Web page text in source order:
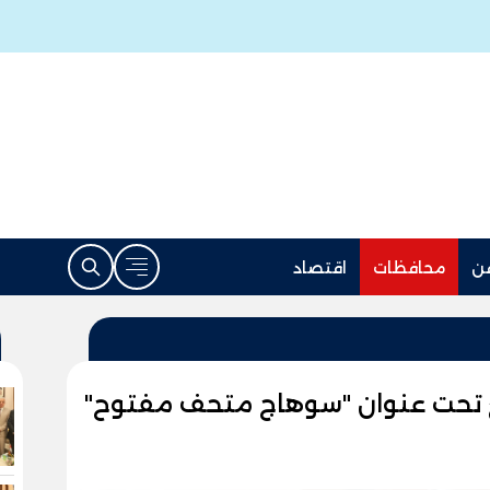
محافظات اقتصاد
تحت عنوان "سوهاج متحف مفتوح"